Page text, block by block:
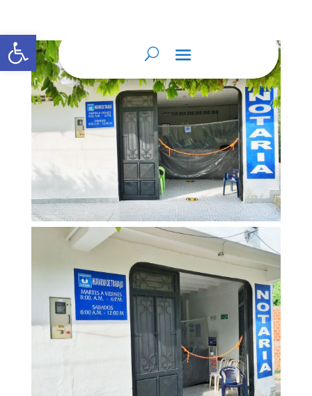
Abrir barra de herramientas